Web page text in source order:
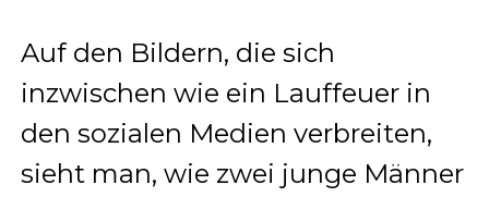
Auf den Bildern, die sich
inzwischen wie ein Lauffeuer in
den sozialen Medien verbreiten,
sieht man, wie zwei junge Männer